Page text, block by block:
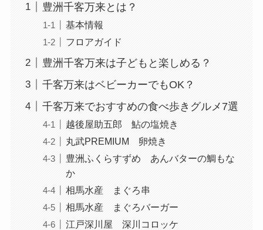
豊洲千客万来とは？
基本情報
フロアガイド
豊洲千客万来は子どもと楽しめる？
千客万来はベビーカーでもOK？
千客万来でおすすめの食べ歩きグルメ7選
越後屋助五郎 鮎の塩焼き
丸武PREMIUM 卵焼き
豊洲ふくらすずめ あんバターの鯛もな
か
相馬水産 まぐろ串
相馬水産 まぐろバーガー
江戸深川屋 深川コロッケ